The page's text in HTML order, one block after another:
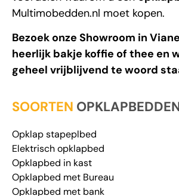
Multimobedden.nl moet kopen.
Bezoek onze Showroom in
heerlijk bakje koffie of thee en
geheel vrijblijvend te woord
SOORTEN
Opklap stapeplbed
Elektrisch opklapbed
Opklapbed in kast
Opklapbed met Bureau
Opklapbed met bank